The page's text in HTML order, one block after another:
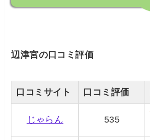
辺津宮の口コミ評価
口コミサイト 口コミ評価
じゃらん 535